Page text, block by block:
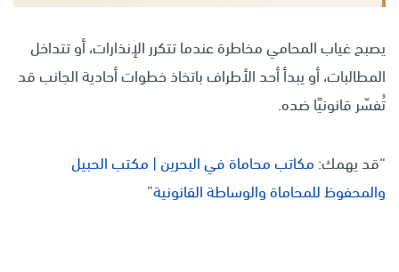
يصبح غياب المحامي مخاطرة عندما تتكرر الإنذارات، أو تتداخل
المطالبات، أو يبدأ أحد الأطراف باتخاذ خطوات أحادية الجانب قد
تُفسّر قانونيًا ضده.
“قد يهمك: مكاتب محاماة في البحرين | مكتب الحبيل
والمحفوظ للمحاماة والوساطة القانونية”